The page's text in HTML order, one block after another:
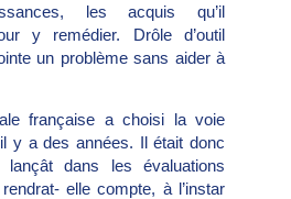
les acquis qu’il
y remédier. Drôle d’outil
un problème sans aider à
française a choisi la voie
y a des années. Il était donc
lançât dans les évaluations
elle compte, à l’instar